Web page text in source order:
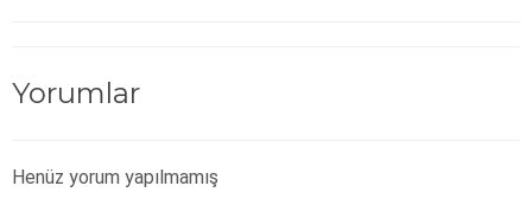
Yorumlar
Henüz yorum yapılmamış